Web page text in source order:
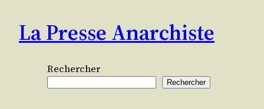
contenu
La Presse Anarchiste
Rechercher
Rechercher